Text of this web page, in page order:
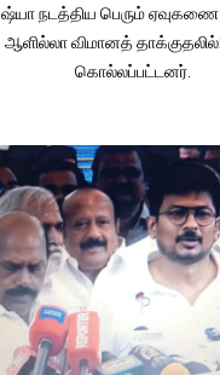
ஷ்யா நடத்திய பெரும் ஏவுகணை
ஆளில்லா விமானத்
கொல்லப்பட்டனர்.